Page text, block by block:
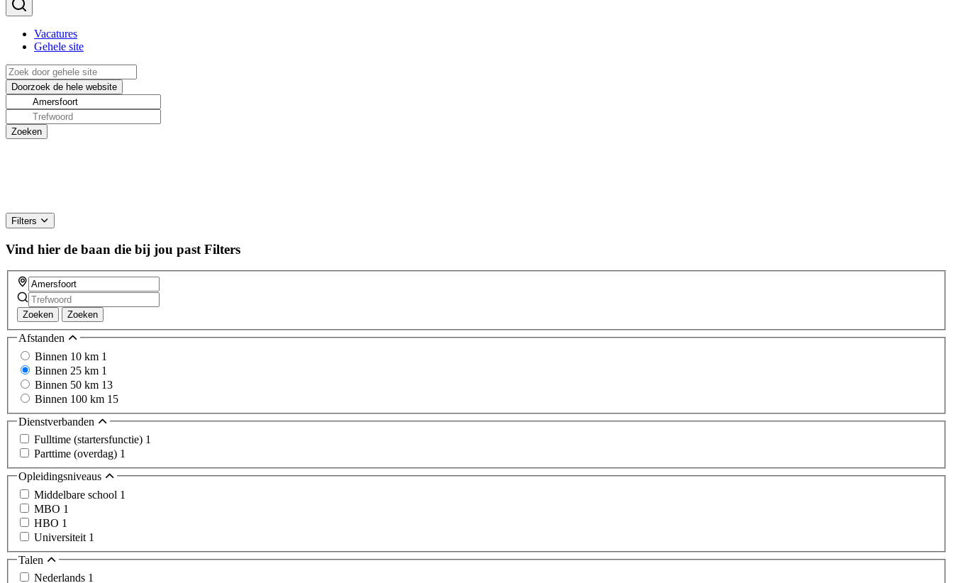
Vacatures
Gehele site
Filters
Vind hier de baan die bij jou past Filters
Zoeken Zoeken
Afstanden
Binnen 10 km 1
Binnen 25 km 1
Binnen 50 km 13
Binnen 100 km 15
Dienstverbanden
Fulltime (startersfunctie) 1
Parttime (overdag) 1
Opleidingsniveaus
Middelbare school 1
MBO 1
HBO 1
Universiteit 1
Talen
Nederlands 1